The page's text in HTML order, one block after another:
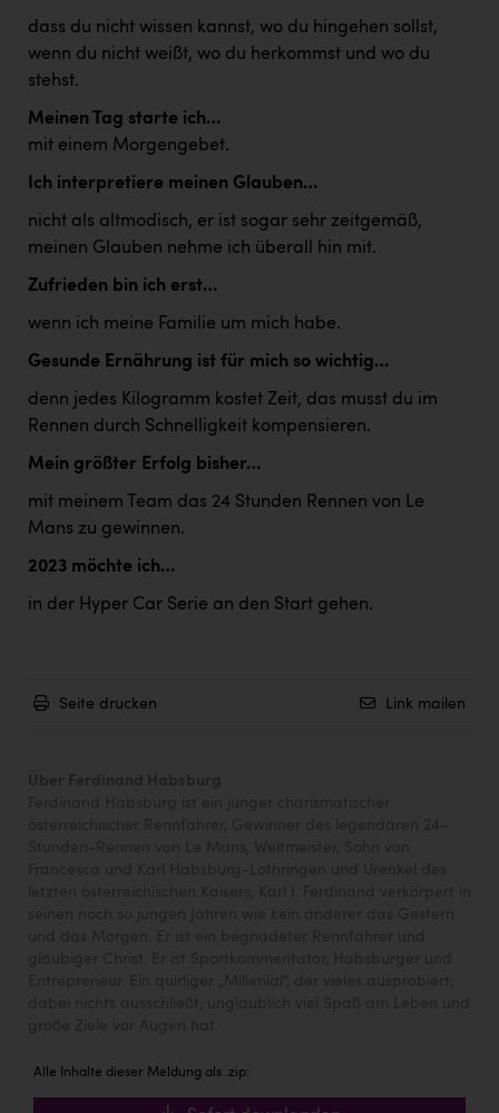
dass du nicht wissen kannst, wo du hingehen sollst,
wenn du nicht weißt, wo du herkommst und wo du
stehst.
Meinen Tag starte ich…
mit einem Morgengebet.
Ich interpretiere meinen Glauben…
nicht als altmodisch, er ist sogar sehr zeitgemäß,
meinen Glauben nehme ich überall hin mit.
Zufrieden bin ich erst…
wenn ich meine Familie um mich habe.
Gesunde Ernährung ist für mich so wichtig…
denn jedes Kilogramm kostet Zeit, das musst du im
Rennen durch Schnelligkeit kompensieren.
Mein größter Erfolg bisher…
mit meinem Team das 24 Stunden Rennen von Le
Mans zu gewinnen.
2023 möchte ich…
in der Hyper Car Serie an den Start gehen.
Seite drucken Link mailen
Alle Inhalte dieser Meldung als .zip: